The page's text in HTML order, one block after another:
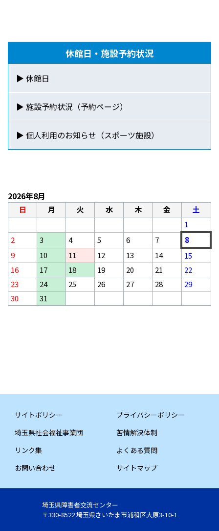
休館日・施設予約状況
▶ 休館日
▶ 施設予約状況（予約ページ）
▶ 個人利用のお知らせ （スポーツ施設）
2026年8月
日 月 火 水 木 金
土
1
2
3 4 5 6 7
8
9
10 11 12 13 14
15
16
17 18 19 20 21
22
23
24 25 26 27 28
29
30
31
サイトポリシー
プライバシーポリシー
埼玉県社会福祉事業団
苦情解決体制
リンク集
よくある質問
お問い合わせ
サイトマップ
埼玉県障害者交流センター
〒330-8522 埼玉県さいたま市浦和区大原3-10-1